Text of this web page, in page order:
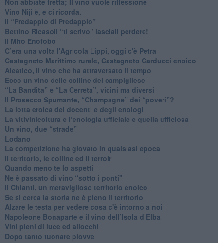
​Vino Niji è, e ci ricorda.
Il “Predappio di Predappio”
Bettino Ricasoli “ti scrivo” lasciali perdere!
Il Mito Enofobo
​C’era una volta l'Agricola Lippi, oggi c'è Petra
​Castagneto Marittimo rurale, Castagneto Carducci enoico
Aleatico, il vino che ha attraversato il tempo
Ecco un vino delle colline del campigliese
“La Bandita” e “La Cerreta”, vicini ma diversi
​Il Prosecco Spumante, “Champagne” dei “poveri”?
​La lotta eroica dei docenti e degli enologi
​La vitivinicoltura e l’enologia ufficiale e quella ufficiosa
​Un vino, due “strade”
Lodano
​La competizione ha giovato in qualsiasi epoca
Il territorio, le colline ed il terroir
Quando meno te lo aspetti
​Ne è passato di vino “sotto i ponti"
​Il Chianti, un meraviglioso territorio enoico
​Se si cerca la storia ne è pieno il territorio
Alzare le testa per vedere cosa c'è intorno a noi
​Napoleone Bonaparte e il vino dell’Isola d’Elba
Vini pieni di luce ed allocchi
Dopo tanto tuonare piovve